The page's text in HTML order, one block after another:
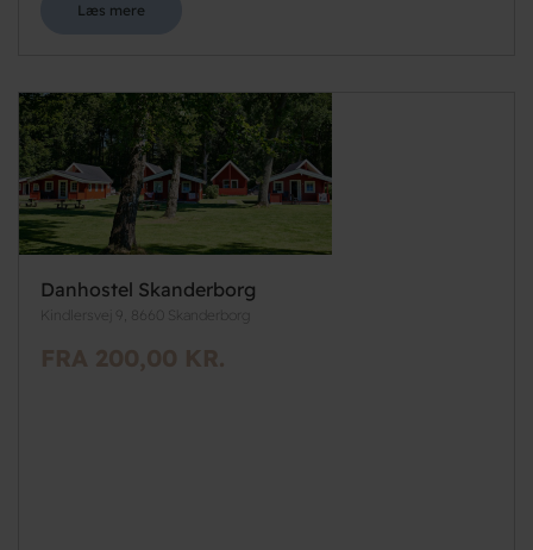
Læs mere
Danhostel Skanderborg
Kindlersvej 9, 8660 Skanderborg
FRA 200,00 KR.